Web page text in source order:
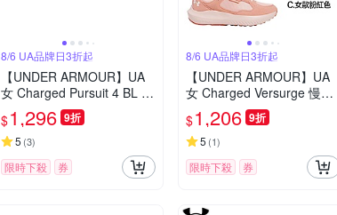
8/6 UA品牌日3折起
【UNDER ARMOUR】UA
女 Charged Pursuit 4 BL 慢
跑鞋_6000598-673
$1,296 9折
5 (3)
限時下殺 券
8/6 UA品牌日3折起
【UNDER ARMOUR】UA
女 Charged Versurge 慢跑
鞋_3028406-103
$1,206 9折
5 (1)
限時下殺 券